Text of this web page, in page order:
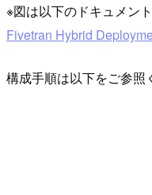
※図は以下のドキュメン
Fivetran Hybrid
構成手順は以下をご参照